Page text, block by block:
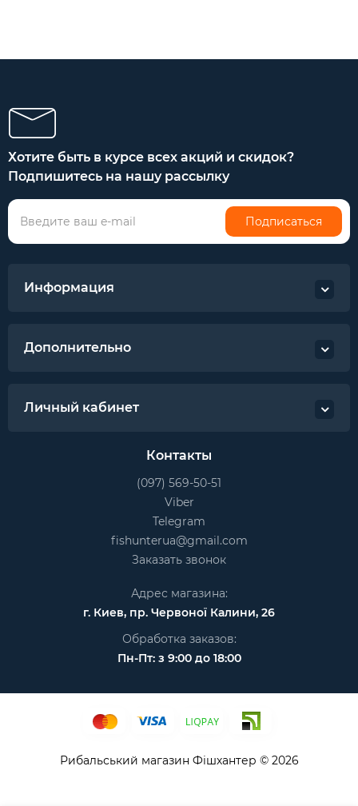
Хотите быть в курсе всех акций и скидок?
Подпишитесь на нашу рассылку
Подписаться
Информация
Дополнительно
Личный кабинет
Контакты
(097) 569-50-51
Viber
Telegram
fishunterua@gmail.com
Заказать звонок
Адрес магазина:
г. Киев, пр. Червоної Калини, 26
Обработка заказов:
Пн-Пт: з 9:00 до 18:00
Рибальський магазин Фішхантер © 2026